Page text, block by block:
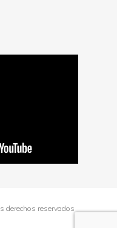
derechos reservados